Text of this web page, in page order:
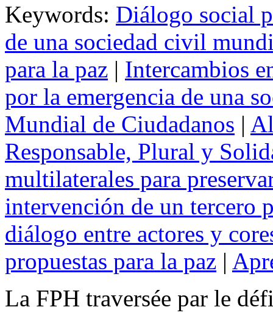
Keywords: Diálogo social
de una sociedad civil
para la paz | Intercambios
por la emergencia de una
Mundial de Ciudadanos |
Responsable, Plural y
multilaterales para
intervención de un tercero
diálogo entre actores y
propuestas para la paz |
La FPH traversée par le